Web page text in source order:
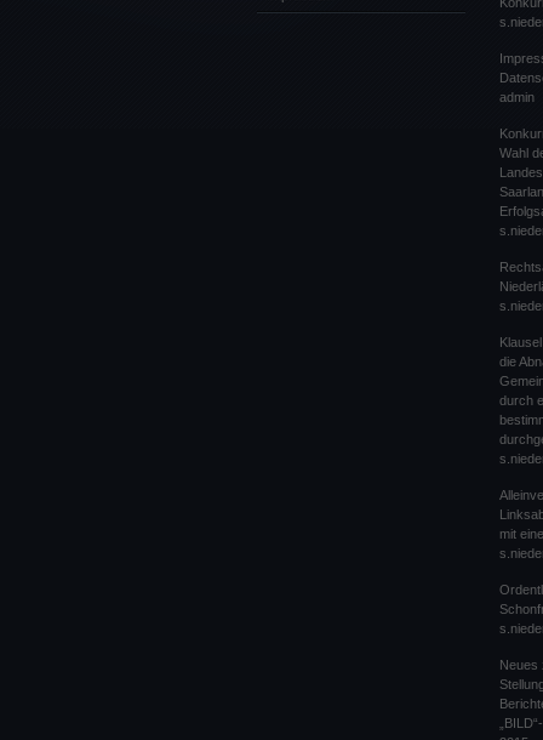
admin
Wahl
die
durch
mit
Neues